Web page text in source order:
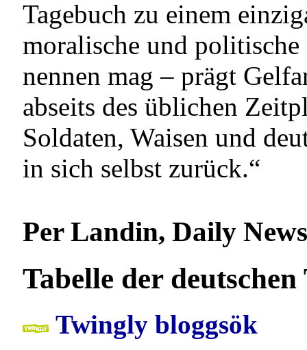
Tagebuch zu einem
moralische und
nennen mag – prägt
abseits des üblichen
Soldaten, Waisen und
in sich selbst zurück.“
Per Landin, Daily News
Tabelle der deutschen
Twingly bloggsök